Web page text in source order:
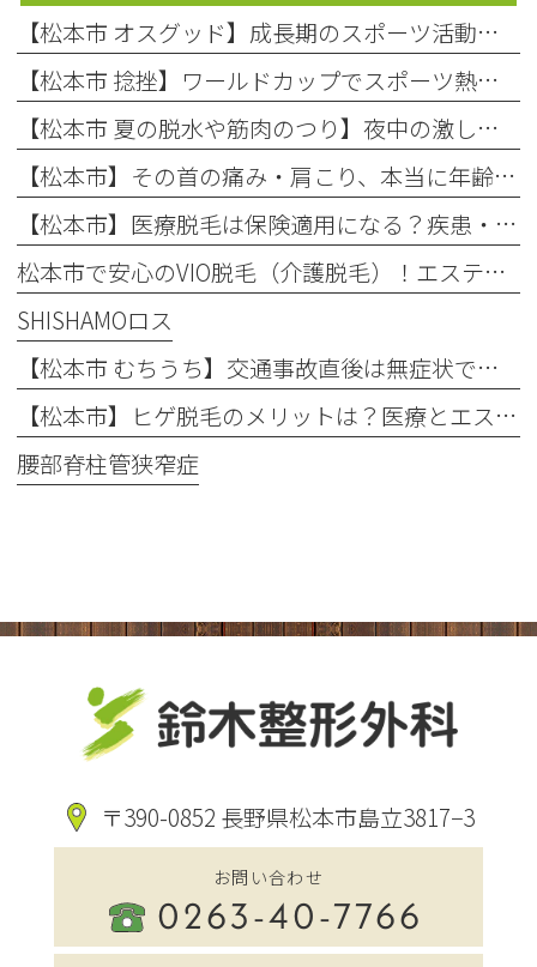
【松本市 オスグッド】成長期のスポーツ活動で起こりやすい膝の痛み「オスグッド・シュラッター病」の原因と対処法
【松本市 捻挫】ワールドカップでスポーツ熱上昇中！お子様の「捻挫」にご注意を
【松本市 夏の脱水や筋肉のつり】夜中の激しい痛み…それ、夏の「隠れ脱水」が原因かもしれません！
【松本市】その首の痛み・肩こり、本当に年齢のせい？知っておきたい「首の危険信号」
【松本市】医療脱毛は保険適用になる？疾患・肌荒れに悩む方へ整形外科での脱毛を徹底解説！
松本市で安心のVIO脱毛（介護脱毛）！エステとの違いや回数を解説
SHISHAMOロス
【松本市 むちうち】交通事故直後は無症状でも要注意！後遺症を防ぐ早期受診と自賠責保険のポイント
【松本市】ヒゲ脱毛のメリットは？医療とエステの違いや「値段・回数・痛み」を徹底解説
腰部脊柱管狭窄症
〒390-0852 長野県松本市島立3817−3
お問い合わせ
0263-40-7766